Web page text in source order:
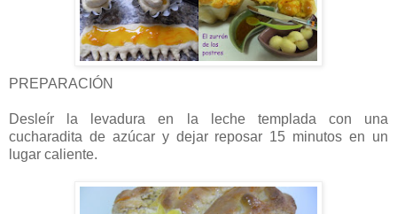
PREPARACIÓN
Desleír la levadura en la leche templada con una
cucharadita de azúcar y dejar reposar 15 minutos en un
lugar caliente.